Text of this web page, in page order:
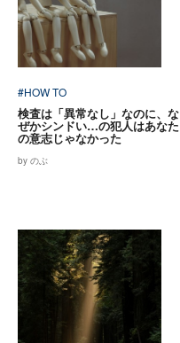
#HOW TO
検査は「異常なし」なのに、な
ぜかシンドい…の犯人はあなた
の意志じゃなかった
by のぶ